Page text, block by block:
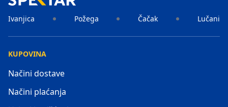
Ivanjica Požega Čačak Lučani
KUPOVINA
Načini dostave
Načini plaćanja